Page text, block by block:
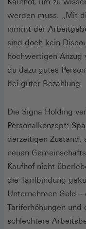
werden muss. „Mit
nimmt der
sind doch kein
hochwertigen
du dazu gutes
bei guter Bezahlung.
Die Signa Holding
Personalkonzept:
derzeitigen Zustand,
neuen
Kaufhof nicht
die Tarifbindung
Unternehmen Geld
Tariferhöhungen
schlechtere